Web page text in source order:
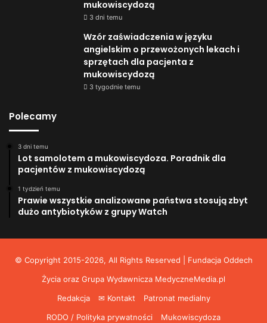
mukowiscydozą
3 dni temu
Wzór zaświadczenia w języku
angielskim o przewożonych lekach i
sprzętach dla pacjenta z
mukowiscydozą
3 tygodnie temu
Polecamy
3 dni temu
Lot samolotem a mukowiscydoza. Poradnik dla
pacjentów z mukowiscydozą
1 tydzień temu
Prawie wszystkie analizowane państwa stosują zbyt
dużo antybiotyków z grupy Watch
© Copyright 2015-2026, All Rights Reserved | Fundacja Oddech
Życia oraz Grupa Wydawnicza MedyczneMedia.pl
Redakcja
✉ Kontakt
Patronat medialny
RODO / Polityka prywatności
Mukowiscydoza